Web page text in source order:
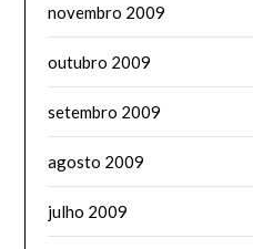
novembro 2009
outubro 2009
setembro 2009
agosto 2009
julho 2009